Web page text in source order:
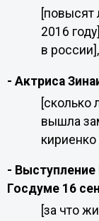
2016
в
- Актриса
[сколько
вышла
-
Госдуме 16
[за что